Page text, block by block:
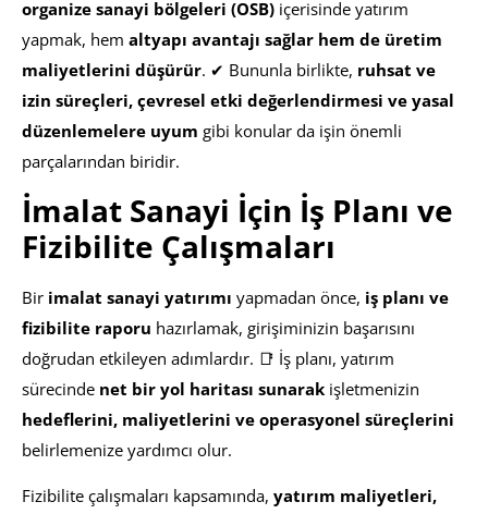
organize sanayi bölgeleri (OSB) içerisinde yatırım
yapmak, hem altyapı avantajı sağlar hem de üretim
maliyetlerini düşürür. ✔ Bununla birlikte, ruhsat ve
izin süreçleri, çevresel etki değerlendirmesi ve yasal
düzenlemelere uyum gibi konular da işin önemli
parçalarından biridir.
İmalat Sanayi İçin İş Planı ve
Fizibilite Çalışmaları
Bir imalat sanayi yatırımı yapmadan önce, iş planı ve
fizibilite raporu hazırlamak, girişiminizin başarısını
doğrudan etkileyen adımlardır. 📑 İş planı, yatırım
sürecinde net bir yol haritası sunarak işletmenizin
hedeflerini, maliyetlerini ve operasyonel süreçlerini
belirlemenize yardımcı olur.
Fizibilite çalışmaları kapsamında, yatırım maliyetleri,